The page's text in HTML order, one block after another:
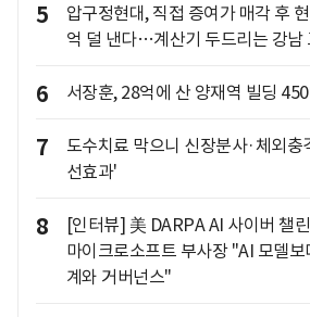
5
압구정현대, 직접 증여가 매각 후
억 덜 낸다…계산기 두드리는 강남
6 서장훈, 28억에 산 양재역 빌딩
7
도수치료 막으니 신장분사·체외
선효과'
8
[인터뷰] 美 DARPA AI 사이버 챌
마이크로소프트 부사장 "AI 모델보
계와 거버넌스"